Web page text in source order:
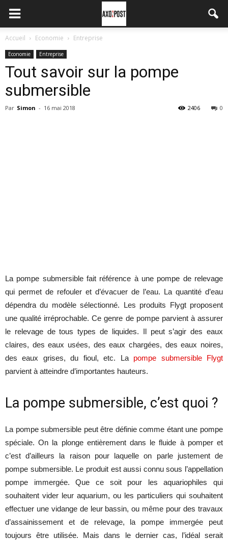
Accueil Economie Entreprise
Economie Entreprise
Tout savoir sur la pompe
submersible
Par Simon - 16 mai 2018 0
2406
La pompe submersible fait référence à une pompe de relevage
qui permet de refouler et d’évacuer de l’eau. La quantité d’eau
dépendra du modèle sélectionné. Les produits Flygt proposent
une qualité irréprochable. Ce genre de pompe parvient à assurer
le relevage de tous types de liquides. Il peut s’agir des eaux
claires, des eaux usées, des eaux chargées, des eaux noires,
des eaux grises, du fioul, etc. La pompe submersible Flygt
parvient à atteindre d’importantes hauteurs.
La pompe submersible, c’est quoi ?
La pompe submersible peut être définie comme étant une pompe
spéciale. On la plonge entièrement dans le fluide à pomper et
c’est d’ailleurs la raison pour laquelle on parle justement de
pompe submersible. Le produit est aussi connu sous l’appellation
pompe immergée. Que ce soit pour les aquariophiles qui
souhaitent vider leur aquarium, ou les particuliers qui souhaitent
effectuer une vidange de leur bassin, ou même pour des travaux
d’assainissement et de relevage, la pompe immergée peut
toujours être utilisée. Mais dans le dernier cas, l’idéal serait